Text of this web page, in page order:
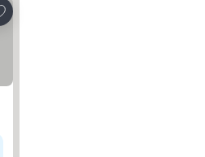
a kedvencekhez